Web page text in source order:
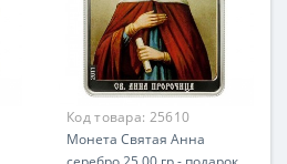
Код товара: 25610
Монета Святая Анна